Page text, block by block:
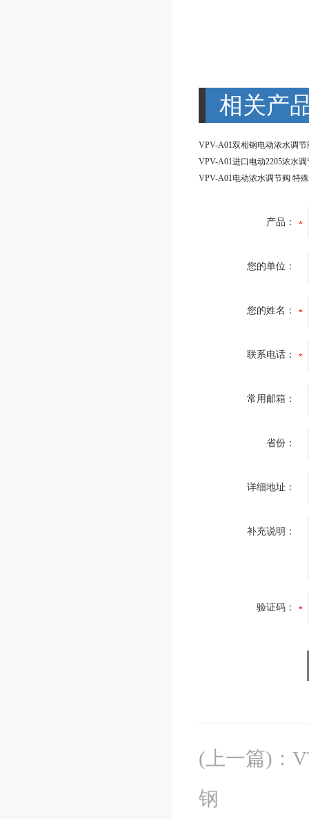
相关产
产品：
您的单位：
您的姓名：
联系电话：
常用邮箱：
省份：
详细地址：
补充说明：
验证码：
(上一篇) ：
钢